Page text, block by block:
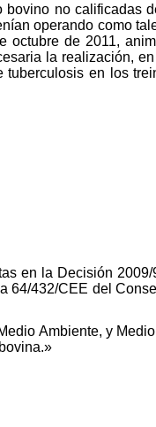
bovino no calificadas
operando como
octubre de 2011,
la realización,
tuberculosis en los
en la Decisión 2009/
64/432/CEE del
Ambiente, y